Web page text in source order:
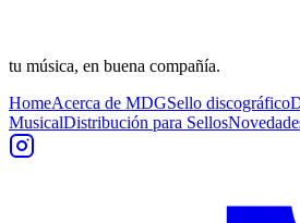
tu música, en buena compañía.
HomeAcerca de MDGSello discográfico
MusicalDistribución para Sellos